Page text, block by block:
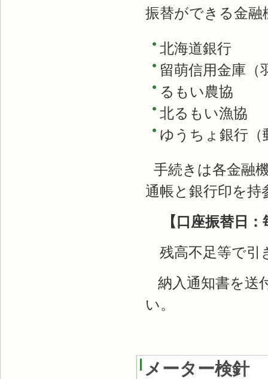
振替ができる金
北海道銀行
留萌信用金庫（
るもい農協
北るもい漁協
ゆうちょ銀行（
手続きは各金融
通帳と銀行印を
【口座振替日：
残高不足等で引
納入通知書を送
い。
メーター検針